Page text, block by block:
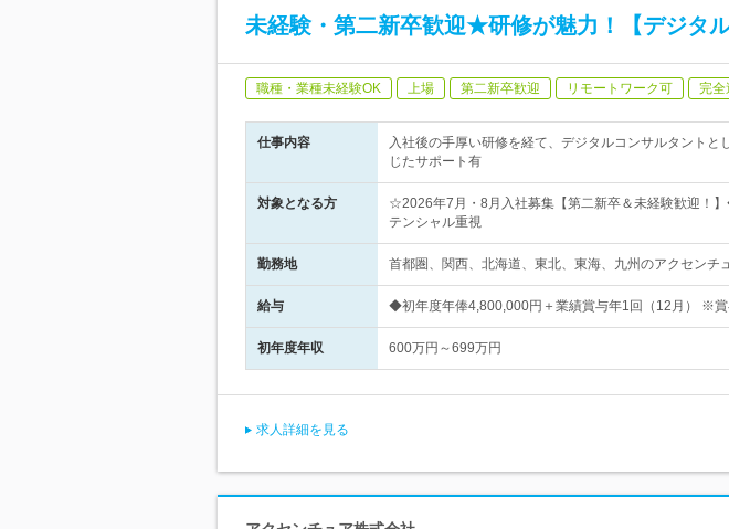
未経験・第二新卒歓迎★研修が魅力！【デジタル
職種・業種未経験OK 上場 第二新卒歓迎 リモートワーク可 完全
仕事内容
入社後の手厚い研修を経て、デジタルコンサルタント
じたサポート有
対象となる方
☆2026年7月・8月入社募集【第二新卒＆未経験歓迎！
テンシャル重視
勤務地 首都圏、関西、北海道、東北、東海、九州のアクセン
給与 ◆初年度年俸4,800,000円＋業績賞与年1回（12月） ※
初年度年収 600万円～699万円
求人詳細を見る